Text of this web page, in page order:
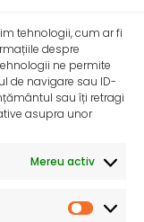
tehnologii, cum ar fi
despre
ne permite
de navigare sau ID-
sau îți retragi
asupra unor
Mereu activ
sarcinii și în
Copiii